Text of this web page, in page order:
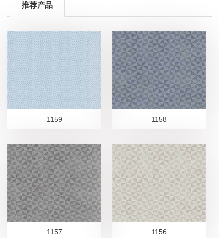
推荐产品
1159 1158
1157 1156